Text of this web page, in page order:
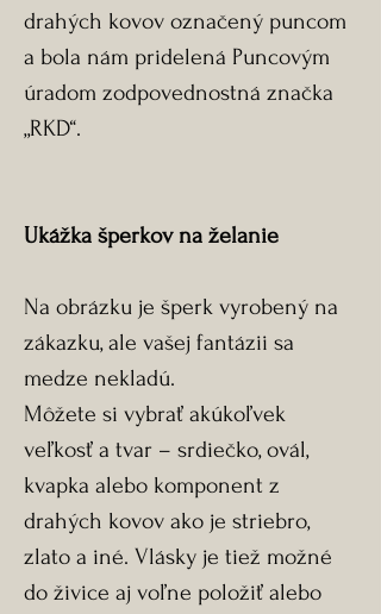
drahých kovov označený puncom
a bola nám pridelená Puncovým
úradom zodpovednostná značka
„RKD“.
Ukážka šperkov na želanie
Na obrázku je šperk vyrobený na
zákazku, ale vašej fantázii sa
medze nekladú.
Môžete si vybrať akúkoľvek
veľkosť a tvar – srdiečko, ovál,
kvapka alebo komponent z
drahých kovov ako je striebro,
zlato a iné. Vlásky je tiež možné
do živice aj voľne položiť alebo